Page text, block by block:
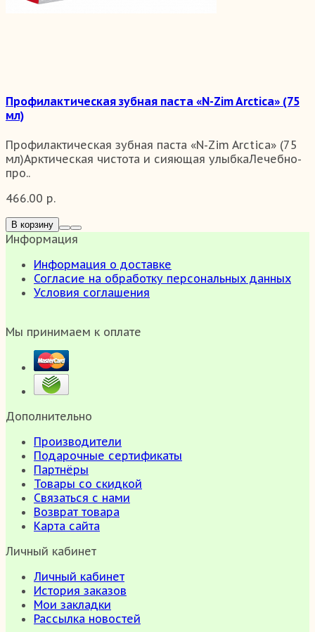
Профилактическая зубная паста «N-Zim Arctiсa» (75
мл)
Профилактическая зубная паста «N-Zim Arctiсa» (75
мл)Арктическая чистота и сияющая улыбкаЛечебно-
про..
466.00 р.
В корзину
Информация
Информация о доставке
Согласие на обработку персональных данных
Условия соглашения
Мы принимаем к оплате
Дополнительно
Производители
Подарочные сертификаты
Партнёры
Товары со скидкой
Связаться с нами
Возврат товара
Карта сайта
Личный кабинет
Личный кабинет
История заказов
Мои закладки
Рассылка новостей